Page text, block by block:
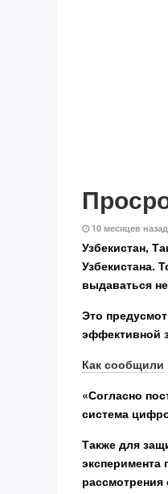
10 месяцев назад
Узбекистан,
Узбекистана.
выдаваться
Это
эффективной
Как сообщили
«Согласно
система
Также для
эксперимента